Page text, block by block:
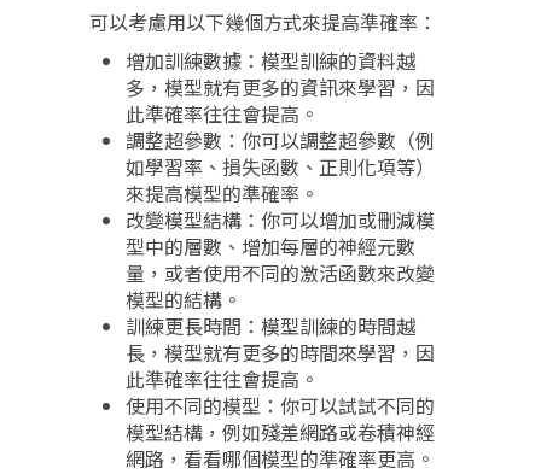
可以考慮用以下幾個方式來提高準確率：
增加訓練數據：模型訓練的資料越
多，模型就有更多的資訊來學習，因
此準確率往往會提高。
調整超參數：你可以調整超參數（例
如學習率、損失函數、正則化項等）
來提高模型的準確率。
改變模型結構：你可以增加或刪減模
型中的層數、增加每層的神經元數
量，或者使用不同的激活函數來改變
模型的結構。
訓練更長時間：模型訓練的時間越
長，模型就有更多的時間來學習，因
此準確率往往會提高。
使用不同的模型：你可以試試不同的
模型結構，例如殘差網路或卷積神經
網路，看看哪個模型的準確率更高。